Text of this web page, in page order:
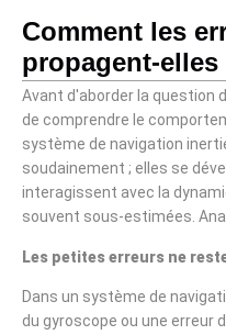
Comment les
propagent-
Avant d'aborder la question
de comprendre le
système de navigation
soudainement ; elles se
interagissent avec la
souvent sous-estimées.
Les petites erreurs ne
Dans un système de
du gyroscope ou une erreur